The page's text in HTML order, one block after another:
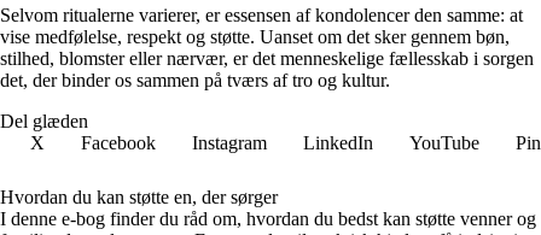
Selvom ritualerne varierer, er essensen af kondolencer den samme: at
vise medfølelse, respekt og støtte. Uanset om det sker gennem bøn,
stilhed, blomster eller nærvær, er det menneskelige fællesskab i sorgen
det, der binder os sammen på tværs af tro og kultur.
Del glæden
X
Facebook Instagram LinkedIn YouTube
Hvordan du kan støtte en, der sørger
I denne e-bog finder du råd om, hvordan du bedst kan støtte venner og